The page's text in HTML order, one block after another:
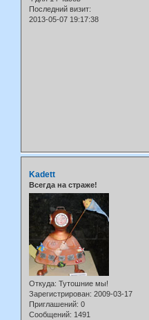
Последний визит:
2013-05-07 19:17:38
Kadett
Всегда на страже!
Откуда: Тутошние мы!
Зарегистрирован: 2009-03-17
Приглашений: 0
Сообщений: 1491